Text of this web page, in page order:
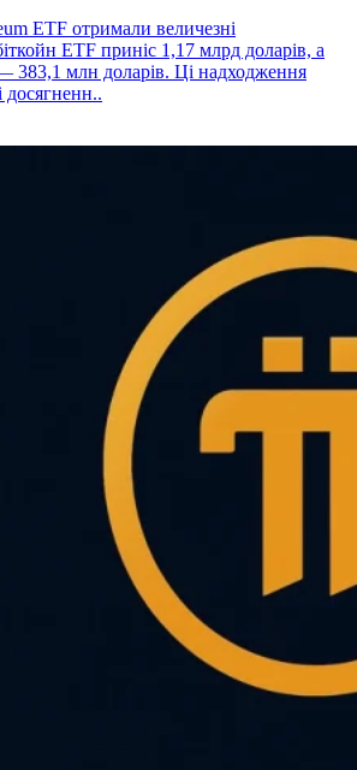
ETF отримали величезні
ETF приніс 1,17 млрд доларів, а
383,1 млн доларів. Ці надходження
досягненн..